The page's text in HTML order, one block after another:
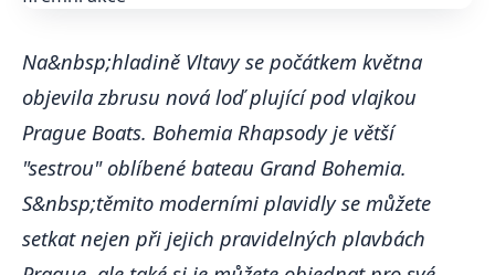
Na&nbsp;hladině Vltavy se počátkem května
objevila zbrusu nová loď plující pod vlajkou
Prague Boats. Bohemia Rhapsody je větší
"sestrou" oblíbené bateau Grand Bohemia.
S&nbsp;těmito moderními plavidly se můžete
setkat nejen při jejich pravidelných plavbách